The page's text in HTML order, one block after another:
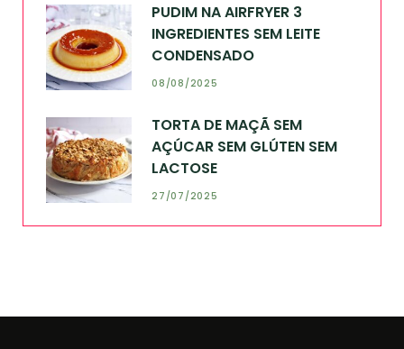
PUDIM NA AIRFRYER 3
INGREDIENTES SEM LEITE
CONDENSADO
08/08/2025
TORTA DE MAÇÃ SEM
AÇÚCAR SEM GLÚTEN SEM
LACTOSE
27/07/2025